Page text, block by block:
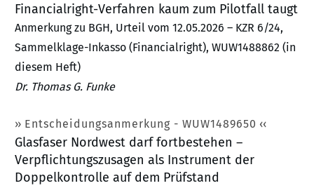
Financialright-Verfahren kaum zum Pilotfall taugt
Anmerkung zu BGH, Urteil vom 12.05.2026 – KZR 6/24,
Sammelklage-Inkasso (Financialright), WUW1488862 (in
diesem Heft)
Dr. Thomas G. Funke
Entscheidungsanmerkung - WUW1489650
Glasfaser Nordwest darf fortbestehen –
Verpflichtungszusagen als Instrument der
Doppelkontrolle auf dem Prüfstand